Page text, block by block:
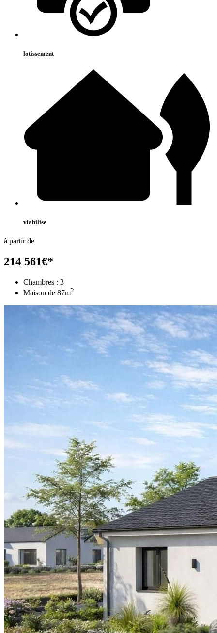
lotissement
viabilise
à partir de
214 561€*
Chambres : 3
Maison de 87m2